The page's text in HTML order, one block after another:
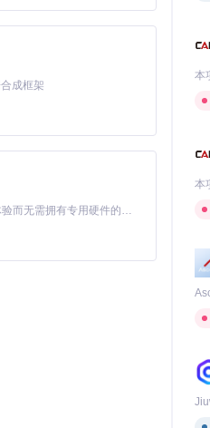
构变化时仍能保持70%以
写脚本效率提升3倍。
成框架
基于Python的Xiaozhi AI，适用于想要完整Xiaozhi体验而无需拥有专用硬件的用户。